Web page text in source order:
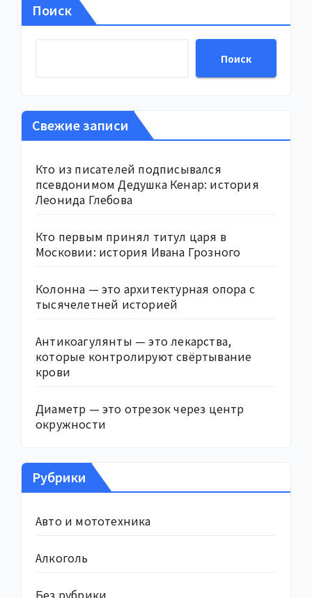
Поиск
Поиск
Свежие записи
Кто из писателей подписывался
псевдонимом Дедушка Кенар: история
Леонида Глебова
Кто первым принял титул царя в
Московии: история Ивана Грозного
Колонна — это архитектурная опора с
тысячелетней историей
Антикоагулянты — это лекарства,
которые контролируют свёртывание
крови
Диаметр — это отрезок через центр
окружности
Рубрики
Авто и мототехника
Алкоголь